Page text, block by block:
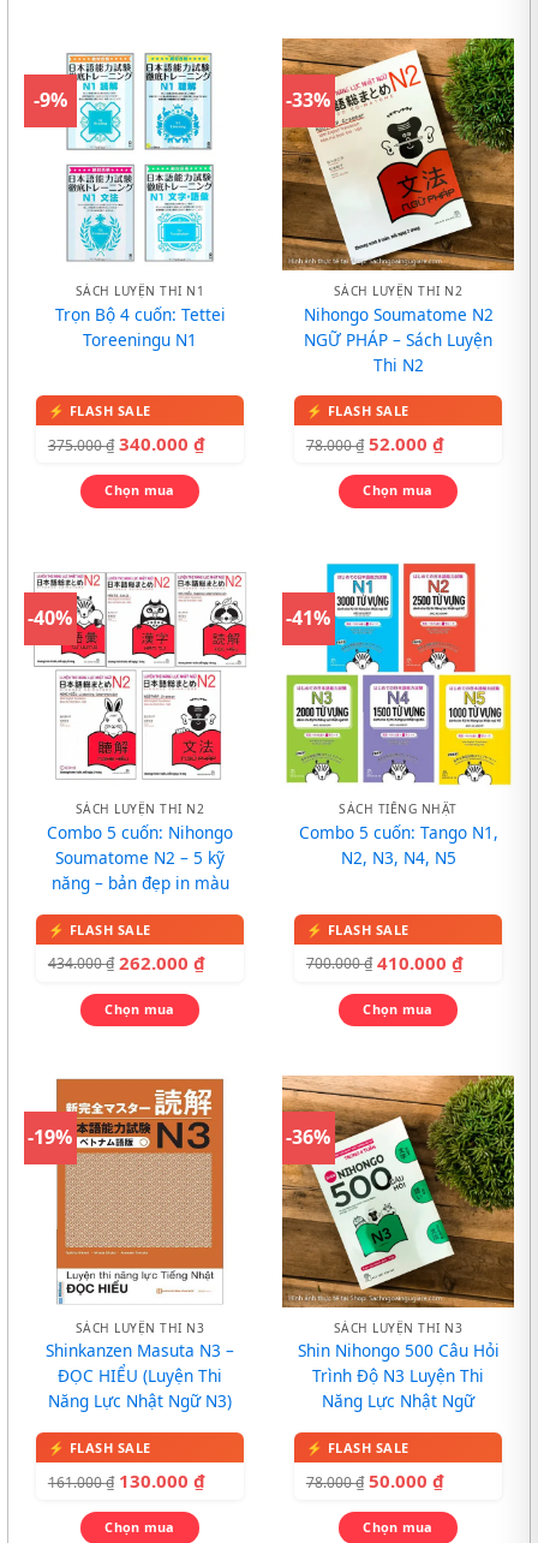
-9%
SÁCH LUYỆN THI N1
Trọn Bộ 4 cuốn: Tettei
Toreeningu N1
375.000₫ 340.000 ₫
Chọn mua
-33%
SÁCH LUYỆN THI N2
Nihongo Soumatome N2
NGỮ PHÁP – Sách Luyện
Thi N2
78.000₫ 52.000 ₫
Chọn mua
-40%
SÁCH LUYỆN THI N2
Combo 5 cuốn: Nihongo
Soumatome N2 – 5 kỹ
năng – bản đẹp in màu
434.000₫ 262.000 ₫
Chọn mua
-41%
SÁCH TIẾNG NHẬT
Combo 5 cuốn: Tango N1,
N2, N3, N4, N5
700.000₫ 410.000 ₫
Chọn mua
-19%
SÁCH LUYỆN THI N3
Shinkanzen Masuta N3 –
ĐỌC HIỂU (Luyện Thi
Năng Lực Nhật Ngữ N3)
161.000₫ 130.000 ₫
Chọn mua
-36%
SÁCH LUYỆN THI N3
Shin Nihongo 500 Câu Hỏi
Trình Độ N3 Luyện Thi
Năng Lực Nhật Ngữ
78.000₫ 50.000 ₫
Chọn mua